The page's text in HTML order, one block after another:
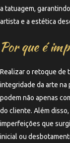
a tatuagem,
artista e a estética
Por que é
Realizar o retoque de
integridade da arte na
podem não apenas
do cliente. Além
imperfeições que
inicial ou